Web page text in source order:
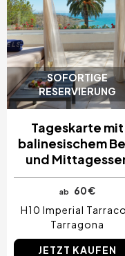
SOFORTIGE
RESERVIERUNG
Tageskarte mit
balinesischem
und
ab
60 €
H10 Imperial Tarraco
Tarragona
JETZT KAUFEN